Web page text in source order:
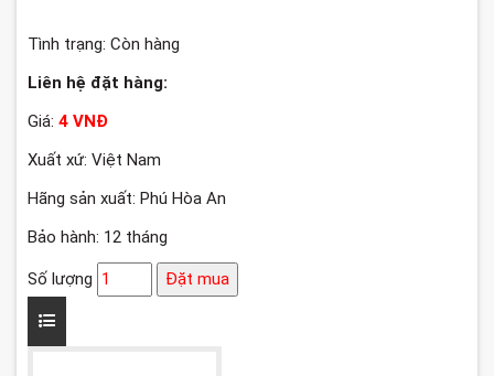
Tình trạng: Còn hàng
Liên hệ đặt hàng:
Giá: 4 VNĐ
Xuất xứ: Việt Nam
Hãng sản xuất: Phú Hòa An
Bảo hành: 12 tháng
Số lượng Đặt mua